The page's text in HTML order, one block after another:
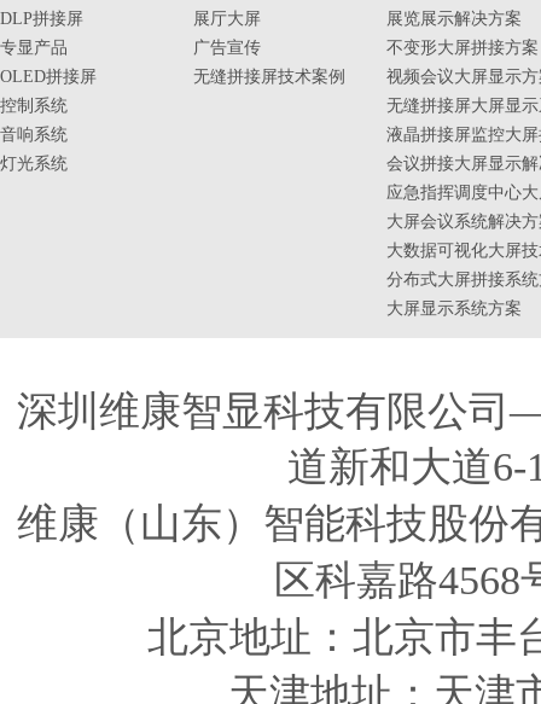
DLP拼接屏
专显产品
OLED拼接屏
控制系统
音响系统
灯光系统
展厅大屏
广告宣传
无缝拼接屏技术案例
展览展示解决方案
不变形大屏拼接方案
视频会议大屏显示
无缝拼接屏大屏显
液晶拼接屏监控大
会议拼接大屏显示
应急指挥调度中心
大屏会议系统解决
大数据可视化大屏
分布式大屏拼接系
大屏显示系统方案
深圳维康智显科技有限公
道新和大道6-
维康（山东）智能科技股
区科嘉路
北京地址：北京市丰
天津地址 ：天津